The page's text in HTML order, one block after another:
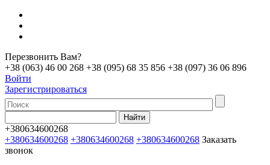
Перезвонить Вам?
+38 (063) 46 00 268 +38 (095) 68 35 856 +38 (097) 36 06 896
Войти
Зарегистрироваться
+380634600268
+380634600268 +380634600268 +380634600268 Заказать
звонок